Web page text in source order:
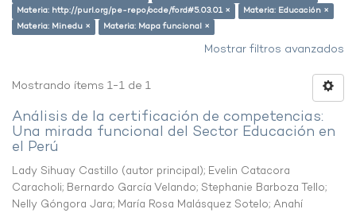
Materia: http://purl.org/pe-repo/ocde/ford#5.03.01 ×
Materia: Educación ×
Materia: Minedu ×
Materia: Mapa funcional ×
Mostrar filtros avanzados
Mostrando ítems 1-1 de 1
Análisis de la certificación de competencias:
Una mirada funcional del Sector Educación en
el Perú
Lady Sihuay Castillo (autor principal); Evelin Catacora
Caracholi; Bernardo García Velando; Stephanie Barboza Tello;
Nelly Góngora Jara; María Rosa Malásquez Sotelo; Anahí